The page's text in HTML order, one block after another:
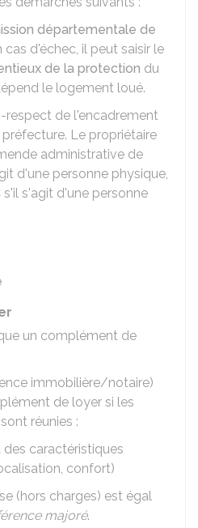
départementale de
cas d'échec, il peut saisir le
de la protection du
le logement loué.
respect de l'encadrement
Le propriétaire
administrative de
d'une personne physique,
s'il s'agit d'une personne
un complément de
immobilière/notaire)
de loyer si les
réunies :
caractéristiques
confort)
(hors charges) est égal
majoré.